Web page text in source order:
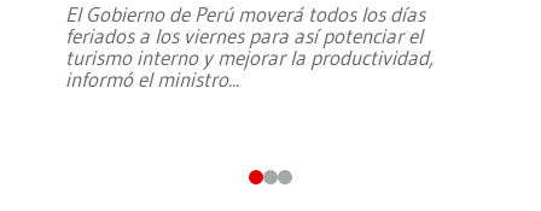
El Gobierno de Perú moverá todos los días
feriados a los viernes para así potenciar el
turismo interno y mejorar la productividad,
informó el ministro...